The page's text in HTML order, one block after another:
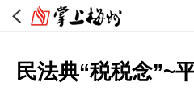
民法典“税税念”~